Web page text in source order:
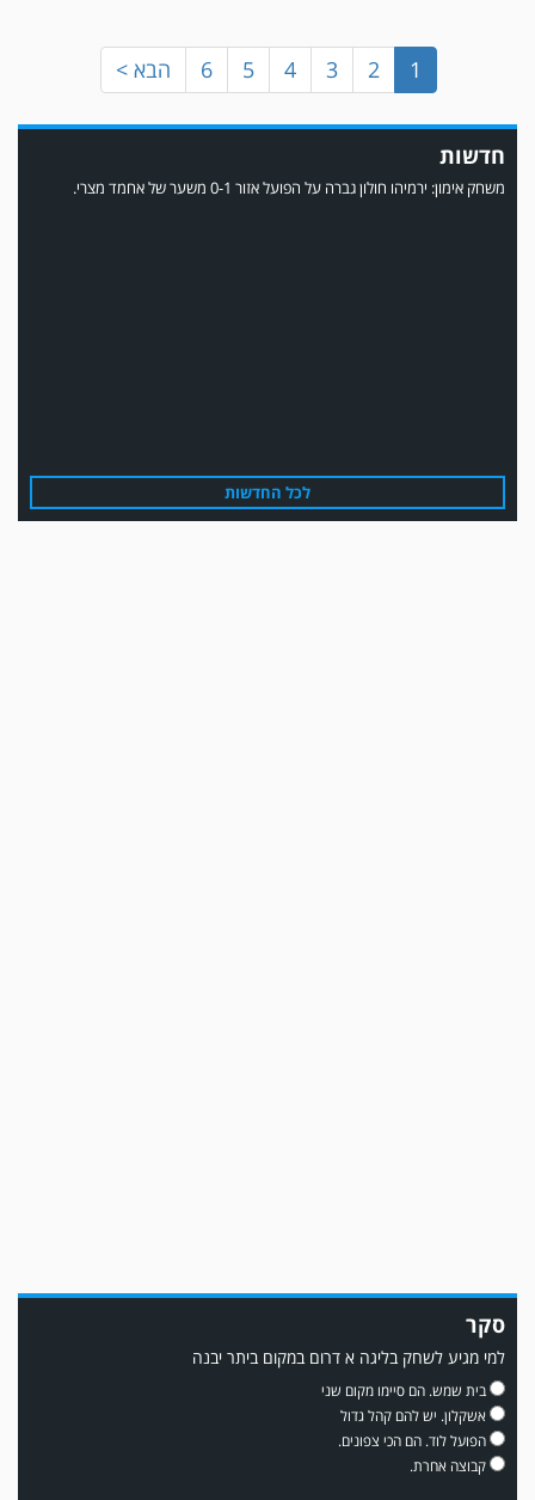
1
2
3
4
5
6 הבא >
חדשות
משחק אימון: ירמיהו חולון גברה על הפועל אזור 0-1 משער של אחמד מצרי.
משחק אימון: שדרות גברה על מ.ס. דימונה 1-4.
לכל החדשות
סקר
למי מגיע לשחק בליגה א דרום במקום ביתר יבנה
בית שמש. הם סיימו מקום שני
אשקלון. יש להם קהל גדול
הפועל לוד. הם הכי צפונים.
קבוצה אחרת.